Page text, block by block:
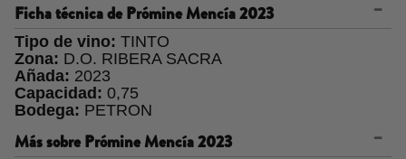
Ficha técnica dePrómine Mencía 2023
Tipo de vino: TINTO
Zona: D.O. RIBERA SACRA
Añada: 2023
Capacidad: 0,75
Bodega: PETRON
Más sobrePrómine Mencía 2023